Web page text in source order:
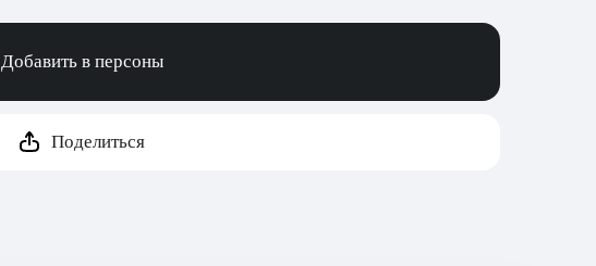
Добавить в персоны
Поделиться